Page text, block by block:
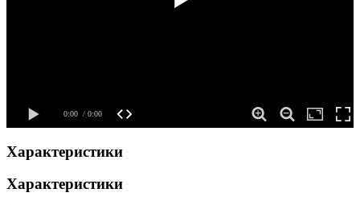
Характеристики
Характеристики